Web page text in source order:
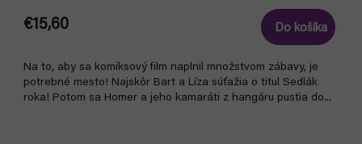
€15,60 Do košíka
Na to, aby sa komiksový film naplnil množstvom zábavy, je
potrebné mesto! Najskôr Bart a Líza súťažia o titul Sedlák
roka! Potom sa Homer a jeho kamaráti z hangáru pustia do...